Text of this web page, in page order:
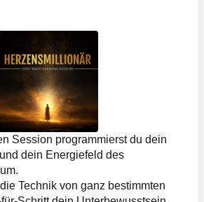
Session programmierst du dein
dein Energiefeld des
Technik von ganz bestimmten